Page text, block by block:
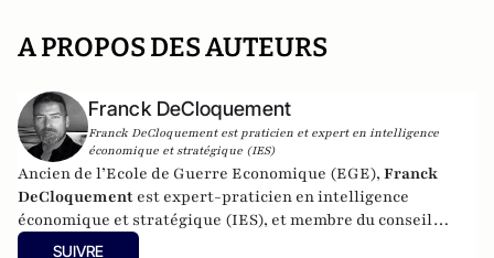
A PROPOS DES AUTEURS
Franck DeCloquement
Franck DeCloquement est praticien et expert en intelligence
économique et stratégique (IES)
Ancien de l’Ecole de Guerre Economique (EGE), Franck
DeCloquement est expert-praticien en intelligence
économique et stratégique (IES), et membre du conseil
scientifique de l’Institut d’Études de Géopolitique
SUIVRE